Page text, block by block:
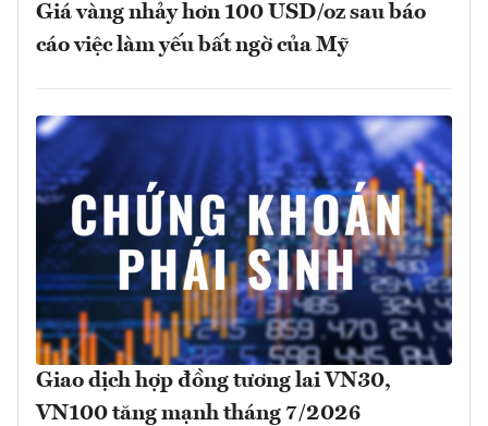
Giá vàng nhảy hơn 100 USD/oz sau báo
cáo việc làm yếu bất ngờ của Mỹ
Giao dịch hợp đồng tương lai VN30,
VN100 tăng mạnh tháng 7/2026